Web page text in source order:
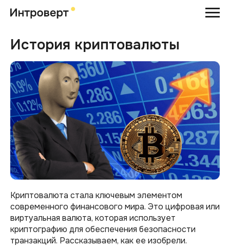
История криптовалюты
Криптовалюта стала ключевым элементом
современного финансового мира. Это цифровая или
виртуальная валюта, которая использует
криптографию для обеспечения безопасности
транзакций. Рассказываем, как ее изобрели.